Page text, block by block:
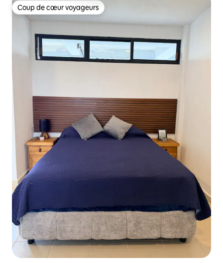
Coup de cœur voyageurs
Coup de cœur voyageurs